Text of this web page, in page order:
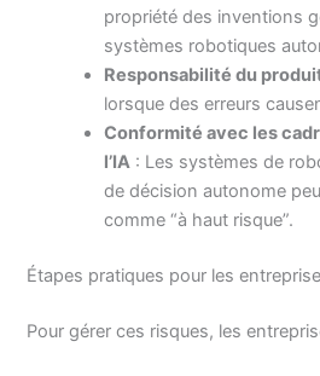
propriété des inventions
systèmes robotiques
Responsabilité du
lorsque des erreurs
Conformité avec les
l’IA : Les systèmes de
de décision autonome
comme “à haut risque”.
Étapes pratiques pour les
Pour gérer ces risques, les